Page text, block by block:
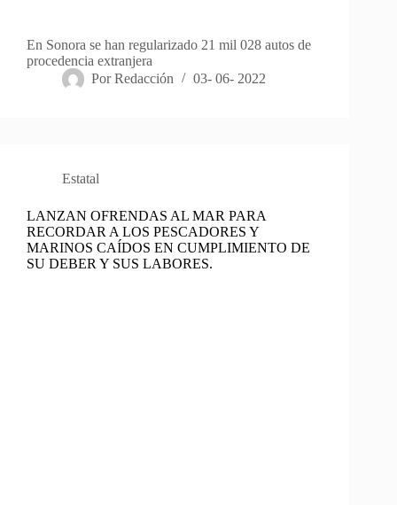
En Sonora se han regularizado 21 mil 028 autos de
procedencia extranjera
Por Redacción 03- 06- 2022
Estatal
LANZAN OFRENDAS AL MAR PARA
RECORDAR A LOS PESCADORES Y
MARINOS CAÍDOS EN CUMPLIMIENTO DE
SU DEBER Y SUS LABORES.